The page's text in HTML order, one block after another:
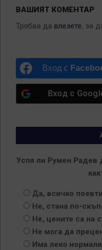
ВАШИЯТ КОМЕНТАР
Трябва да влезете, за
Вход с
Вход с
Успя ли Румен Радев
Да, всичко
Не, стана по-
Не, цените са на
Не мога да
Има леко